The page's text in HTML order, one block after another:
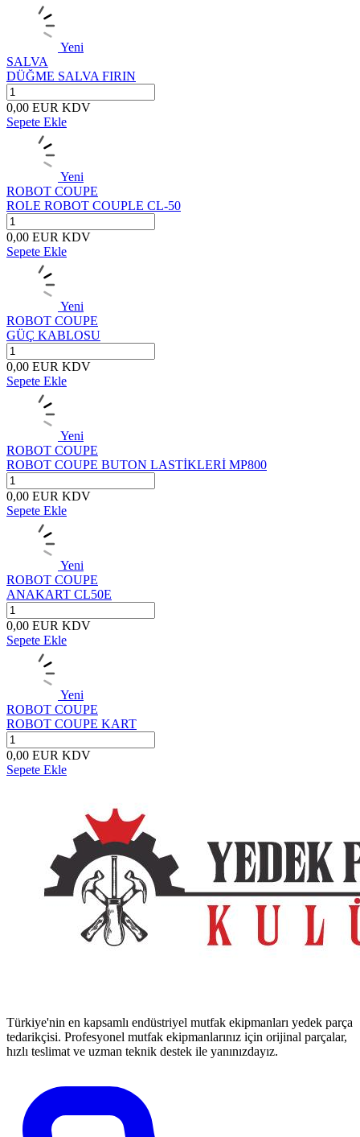
Yeni
SALVA
DÜĞME SALVA FIRIN
0,00 EUR KDV
Sepete Ekle
Yeni
ROBOT COUPE
ROLE ROBOT COUPLE CL-50
0,00 EUR KDV
Sepete Ekle
Yeni
ROBOT COUPE
GÜÇ KABLOSU
0,00 EUR KDV
Sepete Ekle
Yeni
ROBOT COUPE
ROBOT COUPE BUTON LASTİKLERİ MP800
0,00 EUR KDV
Sepete Ekle
Yeni
ROBOT COUPE
ANAKART CL50E
0,00 EUR KDV
Sepete Ekle
Yeni
ROBOT COUPE
ROBOT COUPE KART
0,00 EUR KDV
Sepete Ekle
Türkiye'nin en kapsamlı endüstriyel mutfak ekipmanları yedek parça
tedarikçisi. Profesyonel mutfak ekipmanlarınız için orijinal parçalar,
hızlı teslimat ve uzman teknik destek ile yanınızdayız.